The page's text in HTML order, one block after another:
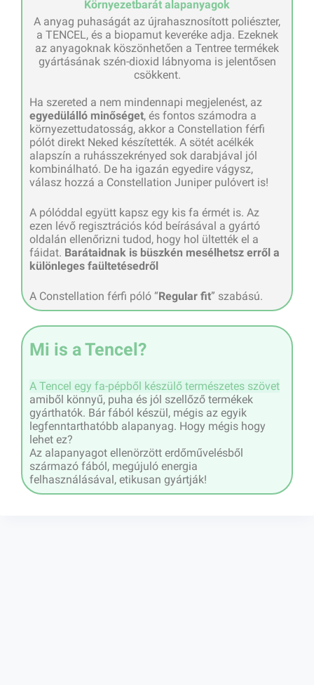
Környezetbarát alapanyagok
A anyag puhaságát az újrahasznosított poliészter,
a TENCEL, és a biopamut keveréke adja. Ezeknek
az anyagoknak köszönhetően a Tentree termékek
gyártásának szén-dioxid lábnyoma is jelentősen
csökkent.
Ha szereted a nem mindennapi megjelenést, az
egyedülálló minőséget, és fontos számodra a
környezettudatosság, akkor a Constellation férfi
pólót direkt Neked készítették. A sötét acélkék
alapszín a ruhásszekrényed sok darabjával jól
kombinálható. De ha igazán egyedire vágysz,
válasz hozzá a Constellation Juniper pulóvert is!
A pólóddal együtt kapsz egy kis fa érmét is. Az
ezen lévő regisztrációs kód beírásával a gyártó
oldalán ellenőrizni tudod, hogy hol ültették el a
fáidat. Barátaidnak is büszkén mesélhetsz erről a
különleges faültetésedről
A Constellation férfi póló “Regular fit” szabású.
Mi is a Tencel?
A Tencel egy fa-pépből készülő természetes szövet
amiből könnyű, puha és jól szellőző termékek
gyárthatók. Bár fából készül, mégis az egyik
legfenntarthatóbb alapanyag. Hogy mégis hogy
lehet ez?
Az alapanyagot ellenörzött erdőművelésből
származó fából, megújuló energia
felhasználásával, etikusan gyártják!